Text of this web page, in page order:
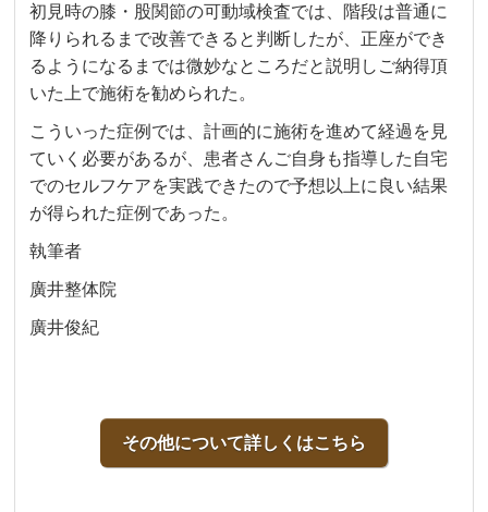
初見時の膝・股関節の可動域検査では、階段は普通に
降りられるまで改善できると判断したが、正座ができ
るようになるまでは微妙なところだと説明しご納得頂
いた上で施術を勧められた。
こういった症例では、計画的に施術を進めて経過を見
ていく必要があるが、患者さんご自身も指導した自宅
でのセルフケアを実践できたので予想以上に良い結果
が得られた症例であった。
執筆者
廣井整体院
廣井俊紀
その他について詳しくはこちら